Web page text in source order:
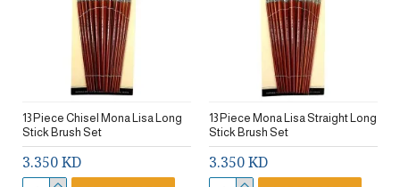
13 Piece Chisel Mona Lisa Long
Stick Brush Set
3.350 KD
13 Piece Mona Lisa Straight Long
Stick Brush Set
3.350 KD